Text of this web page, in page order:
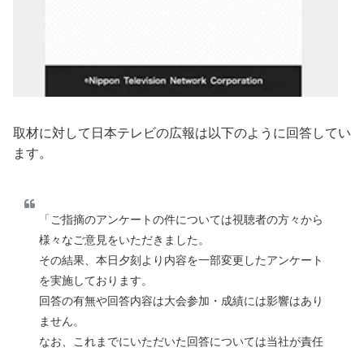
取材に対して日本テレビの広報は以下のように回答してい
ます。
「ご指摘のアンケートの件については視聴者の方々から
様々なご意見をいただきました。
その結果、本日夕刻より内容を一部変更したアンケート
を実施しております。
回答の有無や回答内容は大会参加・成績には影響はあり
ません。
なお、これまでにいただいた回答については当社が責任